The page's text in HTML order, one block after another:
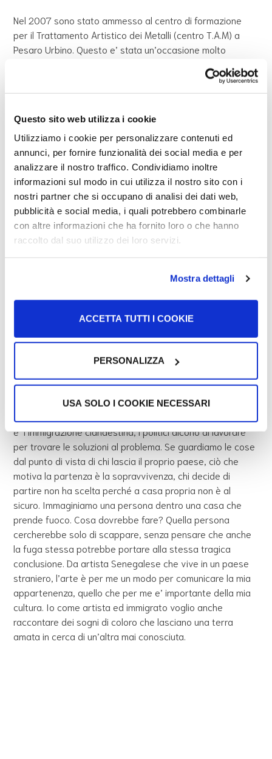
Questo sito web utilizza i cookie
Utilizziamo i cookie per personalizzare contenuti ed
annunci, per fornire funzionalità dei social media e per
analizzare il nostro traffico. Condividiamo inoltre
informazioni sul modo in cui utilizza il nostro sito con i
nostri partner che si occupano di analisi dei dati web,
pubblicità e social media, i quali potrebbero combinarle
con altre informazioni che ha fornito loro o che hanno
raccolto dal suo utilizzo dei loro servizi.
Mostra dettagli
ACCETTA TUTTI I COOKIE
PERSONALIZZA
USA SOLO I COOKIE NECESSARI
Nel 2007 sono stato ammesso al centro di formazione
per il Trattamento Artistico dei Metalli (centro T.A.M) a
Pesaro Urbino. Questo e’ stata un’occasione molto
Senegal, si stava realizzando. L’immigrazione … la prima
volta che ne ho sentito parlare frequentavo la terza
uccelli migratori che partono da tutti gli angoli del mondo
dove fa freddo per raggiungere gli angoli del mondo dove
invece fa caldo. Qui restano per riprodursi e crescere i
loro piccoli e ritornano quando finisce l’inverno. In seguito
ho sentito parlare dell’immigrazione al liceo, ma questa
volta durante la lezione di storia. Dopo la guerra per molti
era difficile sopravvivere, così alcune persone sono
immigrate alla ricerca di un lavoro e di un futuro migliore.
Anche l’Italia nella sua storia ha conosciuto
quel caso era l’America.
e’ l’immigrazione clandestina, i politici dicono di lavorare
per trovare le soluzioni al problema. Se guardiamo le cose
dal punto di vista di chi lascia il proprio paese, ciò che
motiva la partenza è la sopravvivenza, chi decide di
partire non ha scelta perché a casa propria non è al
sicuro. Immaginiamo una persona dentro una casa che
prende fuoco. Cosa dovrebbe fare? Quella persona
cercherebbe solo di scappare, senza pensare che anche
la fuga stessa potrebbe portare alla stessa tragica
conclusione. Da artista Senegalese che vive in un paese
straniero, l’arte è per me un modo per comunicare la mia
appartenenza, quello che per me e’ importante della mia
cultura. Io come artista ed immigrato voglio anche
raccontare dei sogni di coloro che lasciano una terra
amata in cerca di un’altra mai conosciuta.